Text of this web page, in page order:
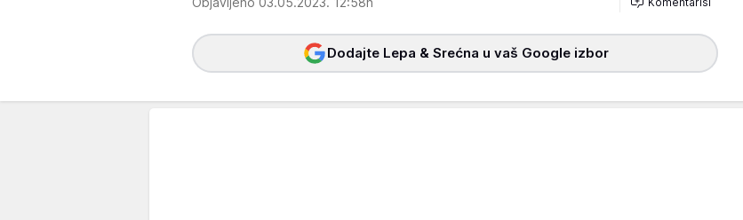
Dodajte Lepa & Srećna u vaš Google izbor